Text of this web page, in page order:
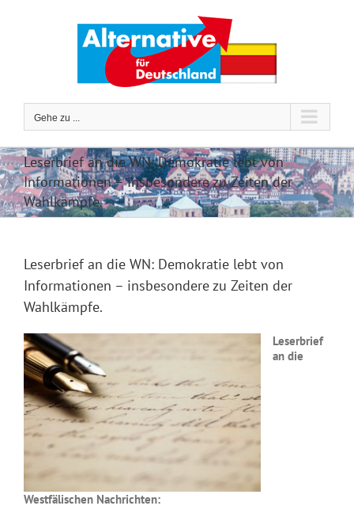
Gehe zu ...
Leserbrief an die WN: Demokratie lebt von
Informationen – insbesondere zu Zeiten der
Wahlkämpfe.
Leserbrief an die WN: Demokratie lebt von
Informationen – insbesondere zu Zeiten der
Wahlkämpfe.
Leserbrief
an die
Westfälischen Nachrichten: